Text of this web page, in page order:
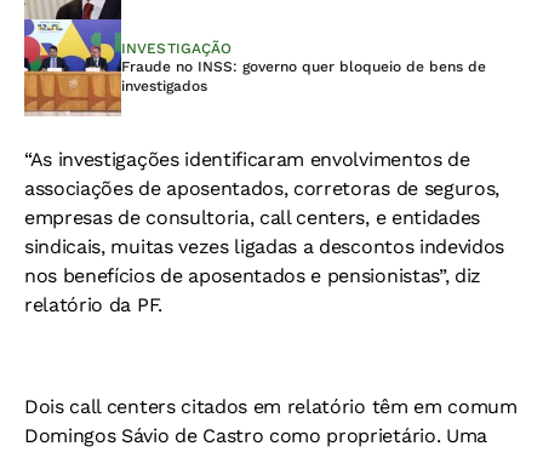
INVESTIGAÇÃO
Fraude no INSS: governo quer bloqueio de bens de
investigados
“As investigações identificaram envolvimentos de
associações de aposentados, corretoras de seguros,
empresas de consultoria, call centers, e entidades
sindicais, muitas vezes ligadas a descontos indevidos
nos benefícios de aposentados e pensionistas”, diz
relatório da PF.
Dois call centers citados em relatório têm em comum
Domingos Sávio de Castro como proprietário. Uma